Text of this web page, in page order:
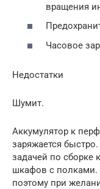
вращения
Часовое
Недостатки
Шумит.
Аккумулятор к
заряжается
задачей по сборке
шкафов с полками.
поэтому при